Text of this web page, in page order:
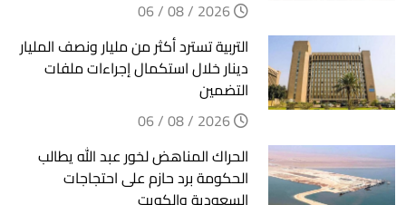
التربية تسترد أكثر من مليار ونصف المليار
دينار خلال استكمال إجراءات ملفات
التضمين
الحراك المناهض لخور عبد الله يطالب
الحكومة برد حازم على احتجاجات